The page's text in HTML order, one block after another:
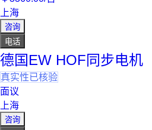
上海
咨询
电话
德国EW HOF同步电机
真实性已核验
面议
上海
咨询